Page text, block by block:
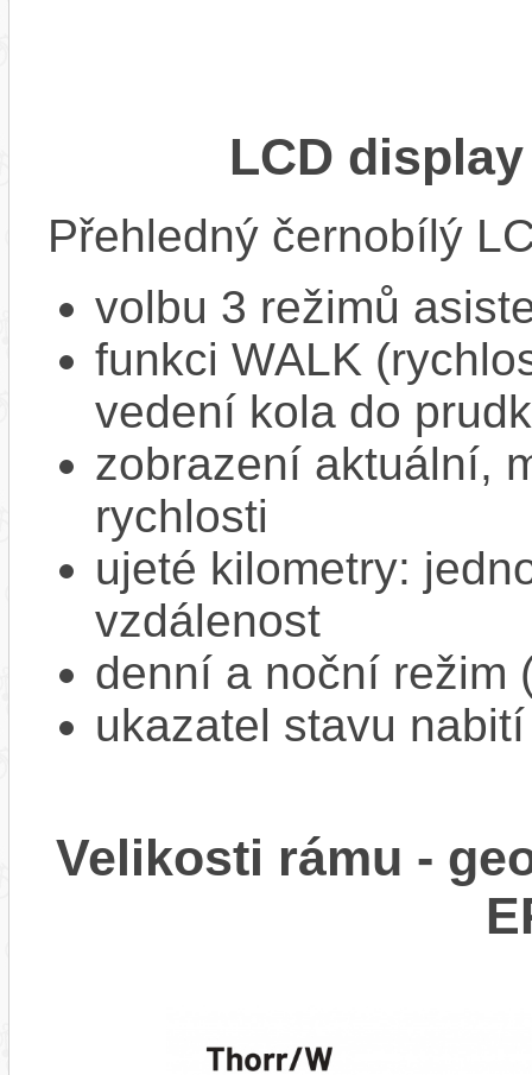
LCD
Přehledný černobílý
volbu 3 režimů
funkci WALK
vedení kola do
zobrazení aktuální,
rychlosti
ujeté kilometry:
vzdálenost
denní a noční režim
ukazatel stavu
Velikosti rámu -